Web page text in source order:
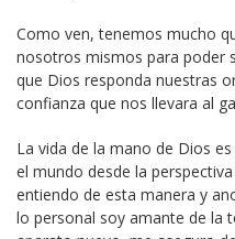
Como ven, tenemos mucho
nosotros mismos para poder
que Dios responda nuestras
confianza que nos llevara al
La vida de la mano de Dios
el mundo desde la
entiendo de esta manera y
lo personal soy amante de la